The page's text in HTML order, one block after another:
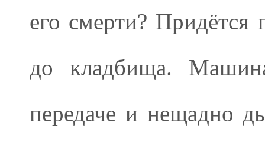
его смерти? Придётся
до кладбища.
передаче и нещадно